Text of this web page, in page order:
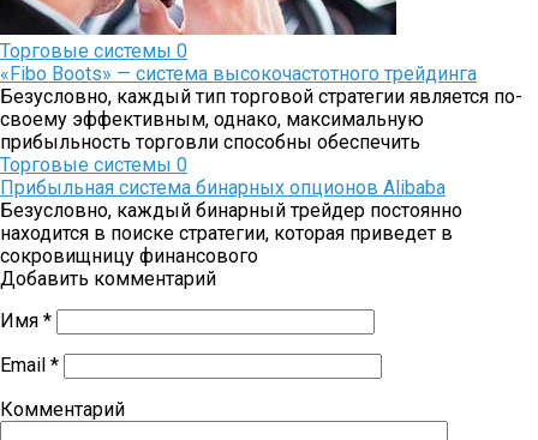
Торговые системы 0
«Fibo Boots» — система высокочастотного трейдинга
Безусловно, каждый тип торговой стратегии является по-
своему эффективным, однако, максимальную
прибыльность торговли способны обеспечить
Торговые системы 0
Прибыльная система бинарных опционов Alibaba
Безусловно, каждый бинарный трейдер постоянно
находится в поиске стратегии, которая приведет в
сокровищницу финансового
Добавить комментарий
Имя *
Email *
Комментарий